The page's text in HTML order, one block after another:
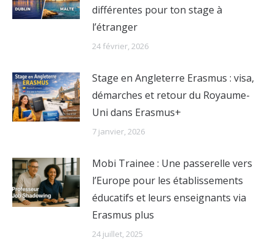
différentes pour ton stage à
l’étranger
24 février, 2026
Stage en Angleterre Erasmus : visa,
démarches et retour du Royaume-
Uni dans Erasmus+
7 janvier, 2026
Mobi Trainee : Une passerelle vers
l’Europe pour les établissements
éducatifs et leurs enseignants via
Erasmus plus
24 juillet, 2025